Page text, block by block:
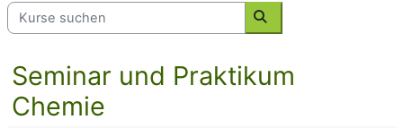
Kurse suchen
Kurse suchen
Seminar und Praktikum
Chemie